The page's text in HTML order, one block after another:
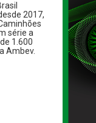
2017,
série a
1.600
Ambev.